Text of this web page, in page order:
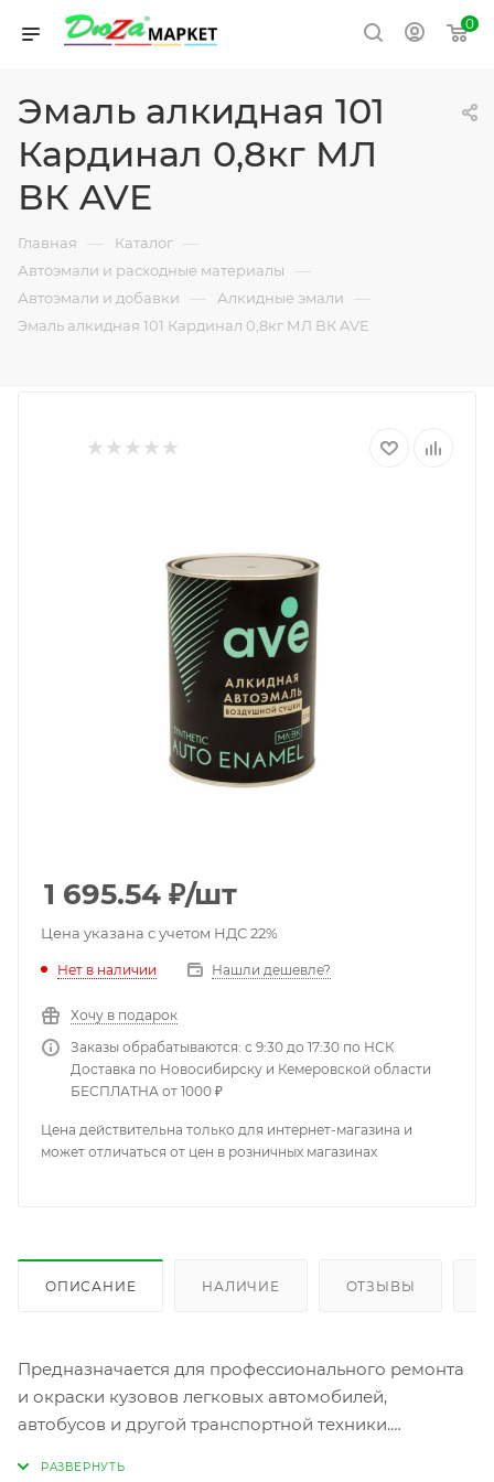
0
Эмаль алкидная 101
Кардинал 0,8кг МЛ
ВК AVE
Главная — Каталог —
Автоэмали и расходные материалы —
Автоэмали и добавки — Алкидные эмали —
Эмаль алкидная 101 Кардинал 0,8кг МЛ ВК AVE
1 695.54 ₽/шт
Цена указана с учетом НДС 22%
Нет в наличии Нашли дешевле?
Хочу в подарок
Заказы обрабатываются: с 9:30 до 17:30 по НСК
Доставка по Новосибирску и Кемеровской области
БЕСПЛАТНА от 1000 ₽
Цена действительна только для интернет-магазина и
может отличаться от цен в розничных магазинах
ОПИСАНИЕ НАЛИЧИЕ ОТЗЫВЫ
Предназначается для профессионального ремонта
и окраски кузовов легковых автомобилей,
автобусов и другой транспортной техники.